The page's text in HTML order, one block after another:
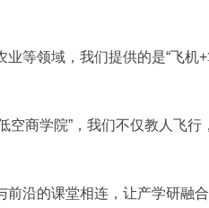
等领域，我们提供的是“飞机+
商学院”，我们不仅教人飞行
沿的课堂相连，让产学研融合